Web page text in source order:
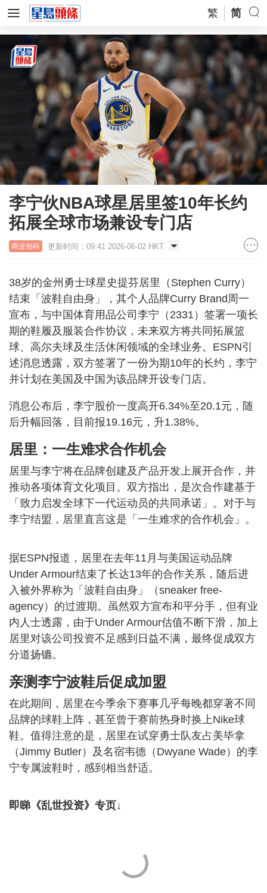
繁 简
李宁伙NBA球星居里签10年长约
拓展全球市场兼设专门店
商业创科 更新时间：09:41 2026-06-02 HKT
38岁的金州勇士球星史提芬居里（Stephen Curry）
结束「波鞋自由身」，其个人品牌Curry Brand周一
宣布，与中国体育用品公司李宁（2331）签署一项长
期的鞋履及服装合作协议，未来双方将共同拓展篮
球、高尔夫球及生活休闲领域的全球业务。ESPN引
述消息透露，双方签署了一份为期10年的长约，李宁
并计划在美国及中国为该品牌开设专门店。
消息公布后，李宁股价一度高开6.34%至20.1元，随
后升幅回落，目前报19.16元，升1.38%。
居里：一生难求合作机会
居里与李宁将在品牌创建及产品开发上展开合作，并
推动各项体育文化项目。双方指出，是次合作建基于
「致力启发全球下一代运动员的共同承诺」。对于与
李宁结盟，居里直言这是「一生难求的合作机会」。
据ESPN报道，居里在去年11月与美国运动品牌
Under Armour结束了长达13年的合作关系，随后进
入被外界称为「波鞋自由身」（sneaker free-
agency）的过渡期。虽然双方宣布和平分手，但有业
内人士透露，由于Under Armour估值不断下滑，加上
居里对该公司投资不足感到日益不满，最终促成双方
分道扬镳。
亲测李宁波鞋后促成加盟
在此期间，居里在今季余下赛事几乎每晚都穿著不同
品牌的球鞋上阵，甚至曾于赛前热身时换上Nike球
鞋。值得注意的是，居里在试穿勇士队友占美毕拿
（Jimmy Butler）及名宿韦德（Dwyane Wade）的李
宁专属波鞋时，感到相当舒适。
即睇《乱世投资》专页↓